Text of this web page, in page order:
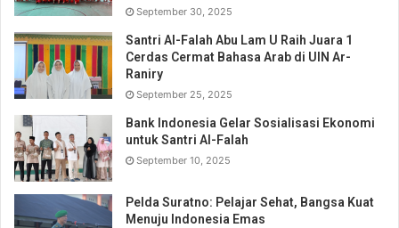
September 30, 2025
Santri Al-Falah Abu Lam U Raih Juara 1
Cerdas Cermat Bahasa Arab di UIN Ar-
Raniry
September 25, 2025
Bank Indonesia Gelar Sosialisasi Ekonomi
untuk Santri Al-Falah
September 10, 2025
Pelda Suratno: Pelajar Sehat, Bangsa Kuat
Menuju Indonesia Emas